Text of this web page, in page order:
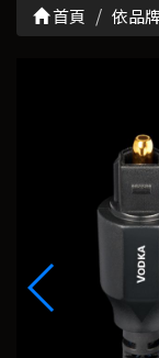
首頁 依品